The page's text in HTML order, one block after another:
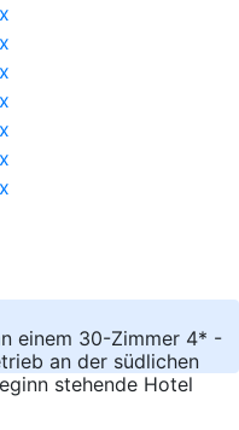
einem 30-Zimmer 4* -
an der südlichen
stehende Hotel